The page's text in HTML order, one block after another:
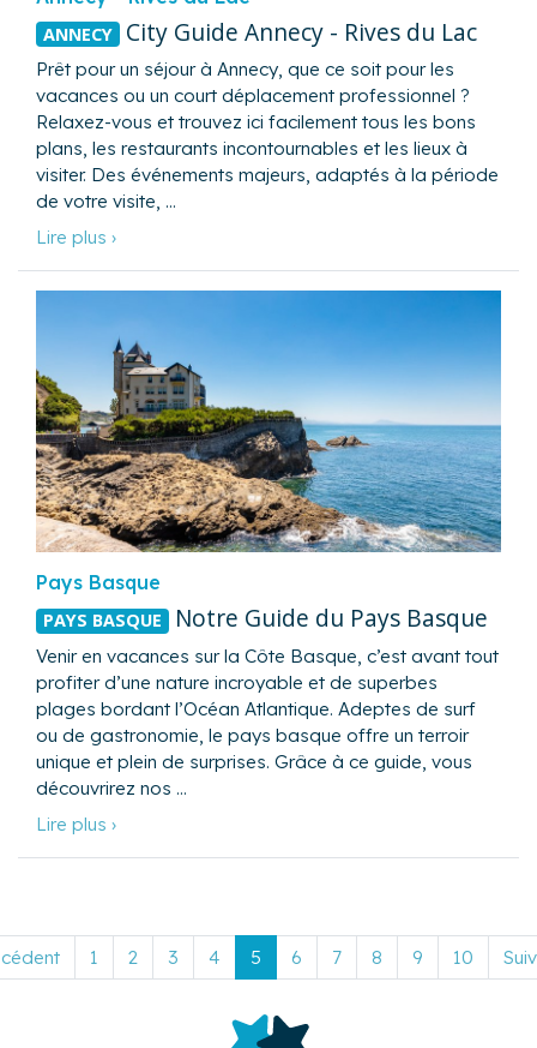
ANNECY City Guide Annecy - Rives du Lac
Prêt pour un séjour à Annecy, que ce soit pour les
vacances ou un court déplacement professionnel ?
Relaxez-vous et trouvez ici facilement tous les bons
plans, les restaurants incontournables et les lieux à
visiter. Des événements majeurs, adaptés à la période
de votre visite, …
Lire plus ›
Pays Basque
PAYS BASQUE Notre Guide du Pays Basque
Venir en vacances sur la Côte Basque, c’est avant tout
profiter d’une nature incroyable et de superbes
plages bordant l’Océan Atlantique. Adeptes de surf
ou de gastronomie, le pays basque offre un terroir
unique et plein de surprises. Grâce à ce guide, vous
découvrirez nos …
Lire plus ›
1 2 3 4 5 6 7 8 9 10